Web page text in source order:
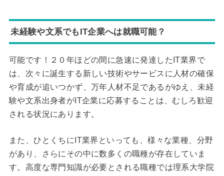
未経験や文系でもIT企業へは就職可能？
可能です！２０年ほどの間に急速に発達したIT業界で
は、次々に誕生する新しい技術やサービスに人材の確保
や育成が追いつかず、万年人材不足であるがゆえ、未経
験や文系出身者がIT企業に応募することは、むしろ歓迎
される状況にあります。
また、ひとくちにIT業界といっても、様々な業種、分野
があり、さらにその中に数多くの職種が存在していま
す。高度な専門知識が必要とされる職種では理系大学院